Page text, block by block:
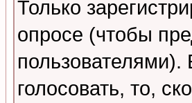
Только
опросе (чтобы
голосовать, то,